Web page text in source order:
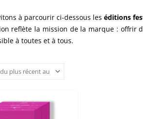
à parcourir ci-dessous les éditions
reflète la mission de la marque : offrir
à toutes et à tous.